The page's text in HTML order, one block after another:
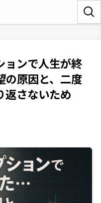
ョンで人生が終
原因と、二度
返さないため